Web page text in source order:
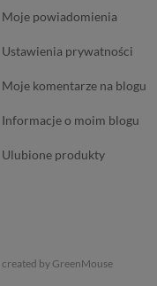
moje powiadomienia
ustawienia prywatności
moje komentarze na blogu
informacje o moim blogu
ulubione produkty
created by GreenMouse